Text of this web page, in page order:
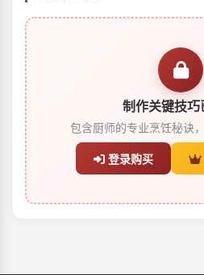
制作关键技巧
包含厨师的专业烹饪秘诀
登录购买